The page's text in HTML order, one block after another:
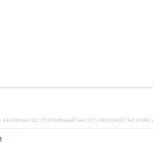
БЕНЗОНАСОС (ТОПЛИВНЫЙ НАСОС) F8DU9H307AD